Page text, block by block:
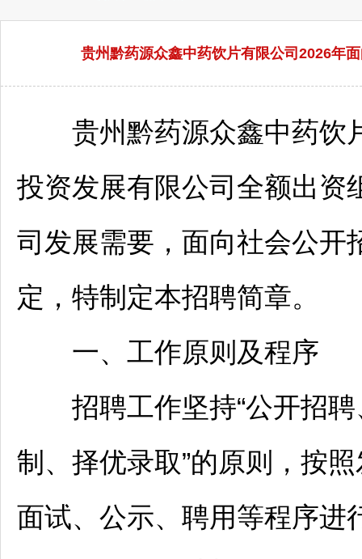
贵州黔药源众鑫中药饮片有限公司2026年
贵州黔药源众鑫中药饮
投资发展有限公司全额出资
司发展需要，面向社会公开
定，特制定本招聘简章。
一、工作原则及程序
招聘工作坚持“公开招聘
制、择优录取”的原则，按
面试、公示、聘用等程序进